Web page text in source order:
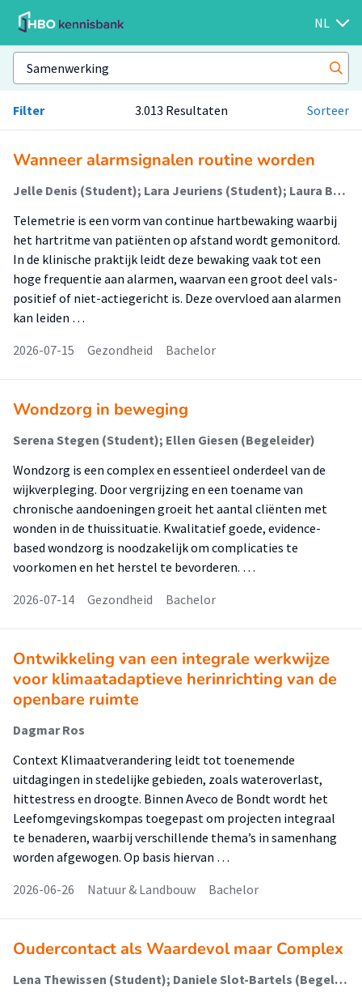
NL
Filter 3.013 Resultaten Sorteer
Wanneer alarmsignalen routine worden
Jelle Denis (Student); Lara Jeuriens (Student); Laura Beunen-Verbeek (Begeleider)
Telemetrie is een vorm van continue hartbewaking waarbij
het hartritme van patiënten op afstand wordt gemonitord.
In de klinische praktijk leidt deze bewaking vaak tot een
hoge frequentie aan alarmen, waarvan een groot deel vals-
positief of niet-actiegericht is. Deze overvloed aan alarmen
kan leiden …
2026-07-15
Gezondheid Bachelor
Wondzorg in beweging
Serena Stegen (Student); Ellen Giesen (Begeleider)
Wondzorg is een complex en essentieel onderdeel van de
wijkverpleging. Door vergrijzing en een toename van
chronische aandoeningen groeit het aantal cliënten met
wonden in de thuissituatie. Kwalitatief goede, evidence-
based wondzorg is noodzakelijk om complicaties te
voorkomen en het herstel te bevorderen. …
2026-07-14
Gezondheid Bachelor
Ontwikkeling van een integrale werkwijze
voor klimaatadaptieve herinrichting van de
openbare ruimte
Dagmar Ros
Context Klimaatverandering leidt tot toenemende
uitdagingen in stedelijke gebieden, zoals wateroverlast,
hittestress en droogte. Binnen Aveco de Bondt wordt het
Leefomgevingskompas toegepast om projecten integraal
te benaderen, waarbij verschillende thema’s in samenhang
worden afgewogen. Op basis hiervan …
2026-06-26
Natuur & Landbouw Bachelor
Oudercontact als Waardevol maar Complex
Lena Thewissen (Student); Daniele Slot-Bartels (Begeleider); Julien Abrahams (Begeleider)